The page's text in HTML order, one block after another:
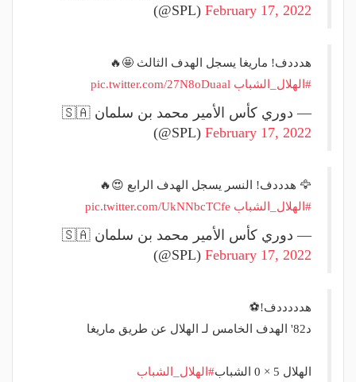
(@SPL) February 17, 2022
هدددف! ماريغا يسجل الهدف الثالث 🤩🔥
#الهلال_الشباب pic.twitter.com/27N8oDuaal
— دوري كأس الأمير محمد بن سلمان 🇸🇦
(@SPL) February 17, 2022
🦅 هدددف! النسر يسجل الهدف الرابع 😍🔥
#الهلال_الشباب pic.twitter.com/UkNNbcTCfe
— دوري كأس الأمير محمد بن سلمان 🇸🇦
(@SPL) February 17, 2022
هدددددف!⚽️
د82' الهدف الخامس لـ الهلال عن طريق ماريغا
الهلال 5 × 0 الشباب
#الهلال_الشباب